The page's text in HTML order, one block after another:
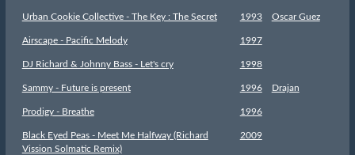
Urban Cookie Collective - The Key : The Secret 1993 Oscar Guez
Airscape - Pacific Melody 1997
DJ Richard & Johnny Bass - Let's cry 1998
Sammy - Future is present 1996 Drajan
Prodigy - Breathe 1996
Black Eyed Peas - Meet Me Halfway (Richard
Vission Solmatic Remix)
2009